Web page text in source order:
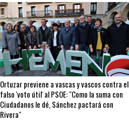
Ortuzar previene a vascas y vascos contra el
falso 'voto útil' al PSOE: "Como la suma con
Ciudadanos le dé, Sánchez pactará con
Rivera"